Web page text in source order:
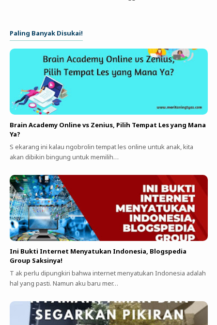
Paling Banyak Disukai!
Brain Academy Online vs Zenius, Pilih Tempat Les yang Mana
Ya?
S ekarang ini kalau ngobrolin tempat les online untuk anak, kita
akan dibikin bingung untuk memilih…
Ini Bukti Internet Menyatukan Indonesia, Blogspedia
Group Saksinya!
T ak perlu dipungkiri bahwa internet menyatukan Indonesia adalah
hal yang pasti. Namun aku baru mer…